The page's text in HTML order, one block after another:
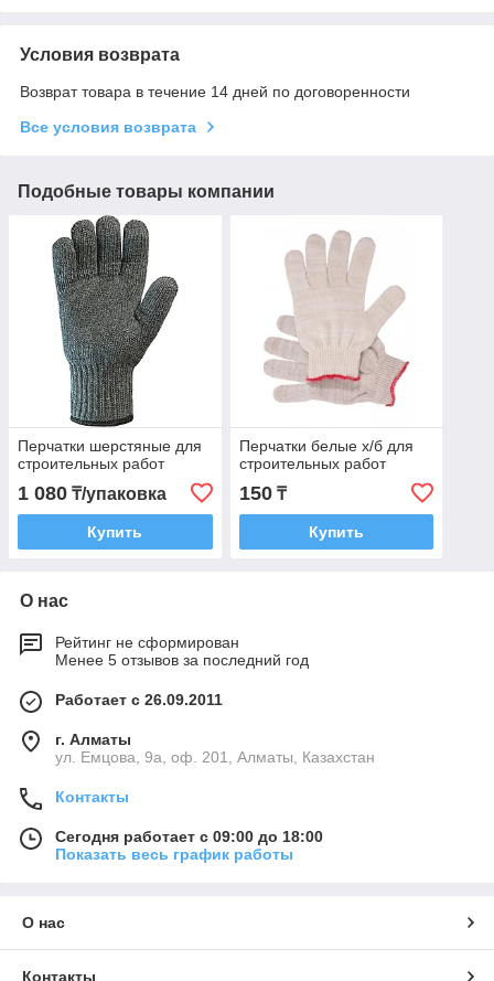
Условия возврата
Возврат товара в течение 14 дней по договоренности
Все условия возврата
Подобные товары компании
Перчатки шерстяные для
строительных работ
1 080 ₸/упаковка
Купить
Перчатки белые х/б для
строительных работ
150₸
Купить
О нас
Рейтинг не сформирован
Менее 5 отзывов за последний год
Работает с 26.09.2011
г. Алматы
ул. Емцова, 9а, оф. 201, Алматы, Казахстан
Контакты
Сегодня работает с 09:00 до 18:00
Показать весь график работы
О нас
Контакты